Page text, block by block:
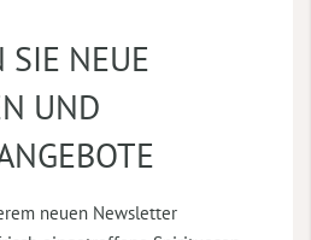
SIE NEUE
UND
neuen Newsletter